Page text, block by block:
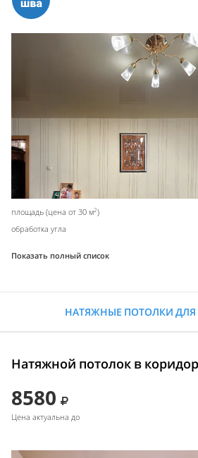
площадь (цена от 30 м2)
обработка угла
Показать полный список
НАТЯЖНЫЕ ПОТОЛКИ ДЛЯ
Натяжной потолок в
8580
Цена актуальна до